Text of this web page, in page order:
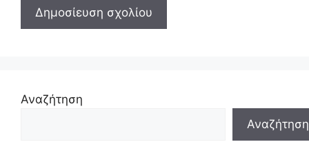
Αναζήτηση
Αναζήτηση